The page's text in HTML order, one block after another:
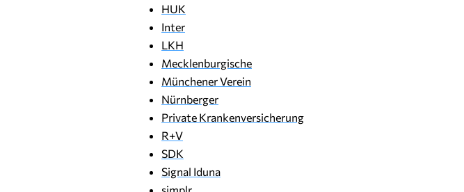
HUK
Inter
LKH
Mecklenburgische
Münchener Verein
Nürnberger
Private Krankenversicherung
R+V
SDK
Signal Iduna